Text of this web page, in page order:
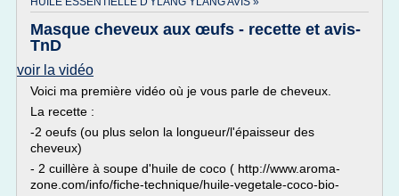
Masque cheveux aux œufs - recette et avis-
TnD
voir la vidéo
Voici ma première vidéo où je vous parle de cheveux.
La recette :
-2 oeufs (ou plus selon la longueur/l'épaisseur des
cheveux)
- 2 cuillère à soupe d'huile de coco ( http://www.aroma-
zone.com/info/fiche-technique/huile-vegetale-coco-bio-